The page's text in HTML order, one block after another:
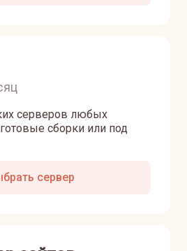
серверов любых
сборки или под
сервер